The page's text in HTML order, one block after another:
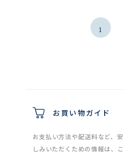
1
お買い物ガイド
お支払い方法や配送料など、
しみいただくための情報は、